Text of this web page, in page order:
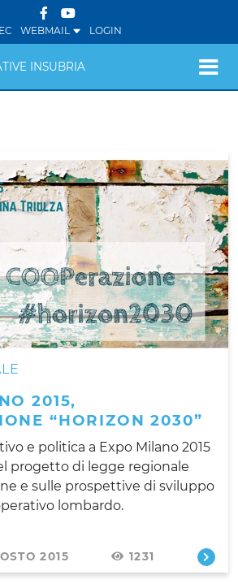
WEBMAIL LOGIN
INSUBRIA
2015,
“HORIZON 2030”
e politica a Expo Milano 2015
progetto di legge regionale
e sulle prospettive di sviluppo
lombardo.
2015 1231